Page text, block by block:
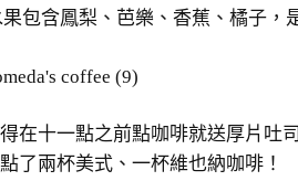
果包含鳳梨、芭樂、香蕉、橘子，
在十一點之前點咖啡就送厚片吐
了兩杯美式、一杯維也納咖啡！